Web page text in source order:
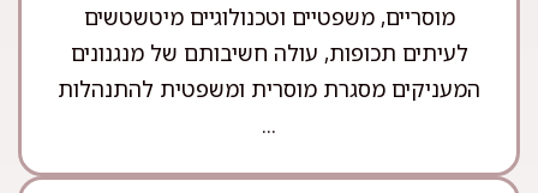
מוסריים, משפטיים וטכנולוגיים מיטשטשים
לעיתים תכופות, עולה חשיבותם של מנגנונים
המעניקים מסגרת מוסרית ומשפטית להתנהלות
...